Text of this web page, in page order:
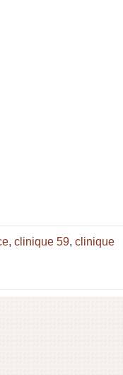
, clinique 59, clinique